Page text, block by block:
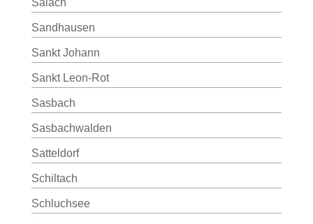
Salach
Sandhausen
Sankt Johann
Sankt Leon-Rot
Sasbach
Sasbachwalden
Satteldorf
Schiltach
Schluchsee